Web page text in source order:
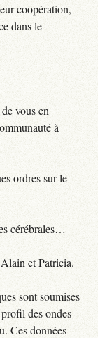
coopération,
dans le
vous en
à
ordres sur le
cérébrales…
et Patricia.
sont soumises
des ondes
Ces données